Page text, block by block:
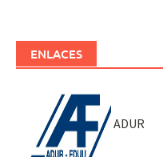
ENLACES
ADUR